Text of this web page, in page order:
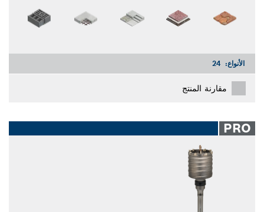
الأنواع: 24
مقارنة المنتج
PRO